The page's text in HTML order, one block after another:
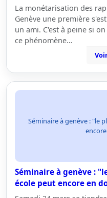
La monétarisation des
Genève une première
un ami. C'est à peine si
ce phénomène…
Séminaire à genève : "le
Séminaire à genève :
école peut encore en